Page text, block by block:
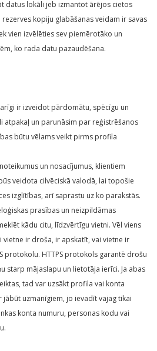
datus lokāli jeb izmantot ārējos cietos
kopiju glabāšanas veidam ir savas
vien izvēlēties sev piemērotāko un
ko rada datu pazaudēšana.
ir izveidot pārdomātu, spēcīgu un
atpakaļ un parunāsim par reģistrēšanos
būtu vēlams veikt pirms profila
un nosacījumus, klientiem
veidota cilvēciskā valodā, lai topošie
izglītības, arī saprastu uz ko parakstās.
prasības un neizpildāmas
kādu citu, līdzvērtīgu vietni. Vēl viens
vietne ir droša, ir apskatīt, vai vietne ir
protokolu. HTTPS protokols garantē drošu
starp mājaslapu un lietotāja ierīci. Ja abas
tad var uzsākt profila vai konta
uzmanīgiem, jo ievadīt vajag tikai
konta numuru, personas kodu vai